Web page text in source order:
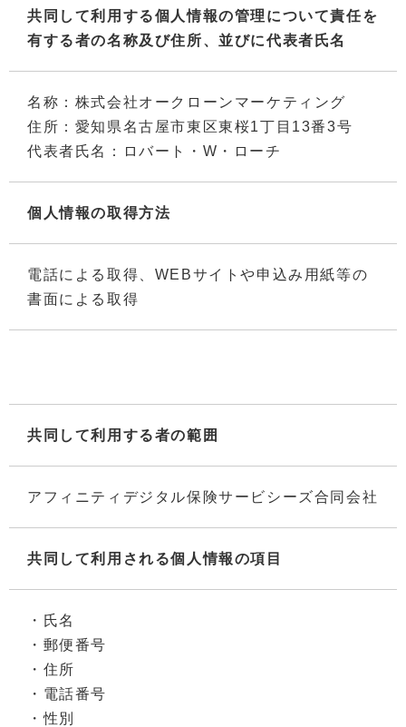
共同して利用する個人情報の管理について責任を
有する者の名称及び住所、並びに代表者氏名
名称：株式会社オークローンマーケティング
住所：愛知県名古屋市東区東桜1丁目13番3号
代表者氏名：ロバート・W・ローチ
個人情報の取得方法
電話による取得、WEBサイトや申込み用紙等の
書面による取得
共同して利用する者の範囲
アフィニティデジタル保険サービシーズ合同会社
共同して利用される個人情報の項目
・氏名
・郵便番号
・住所
・電話番号
・性別